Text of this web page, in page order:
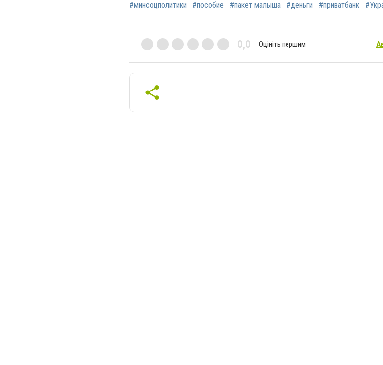
#минсоцполитики #пособие #пакет малыша #деньги #приватбанк
0,0 Оцініть першим